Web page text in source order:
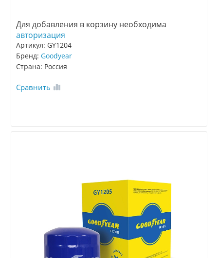
Для добавления в корзину необходима
авторизация
Артикул: GY1204
Бренд:Goodyear
Страна: Россия
Сравнить